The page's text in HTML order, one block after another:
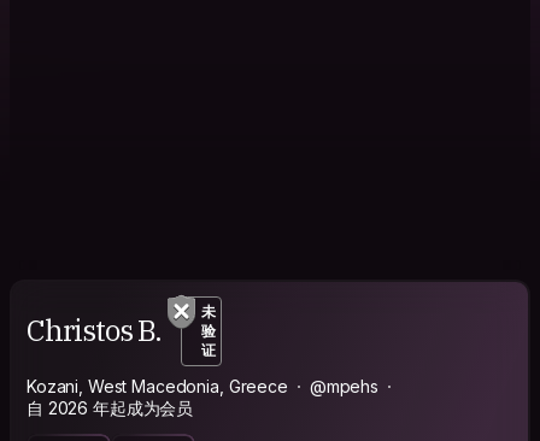
Christos B.
未
验
证
Kozani, West Macedonia, Greece
@mpehs
自 2026 年起成为会员